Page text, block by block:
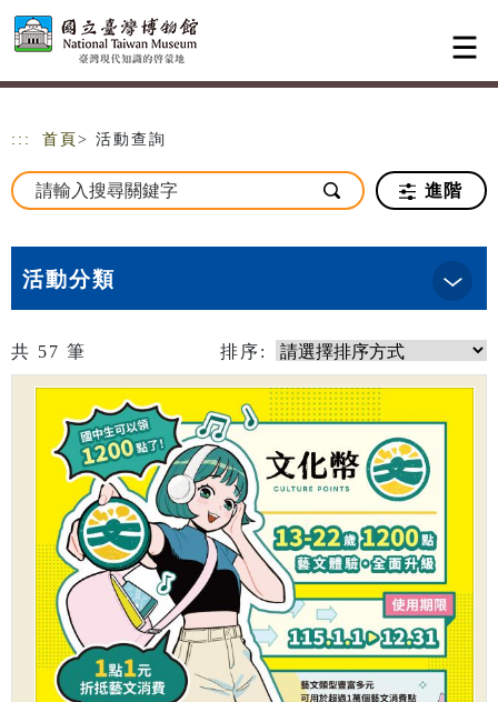
跳到主要內容
網站導覽
::: 首頁 > 活動查詢
進階
活動分類
共 57 筆 排序: